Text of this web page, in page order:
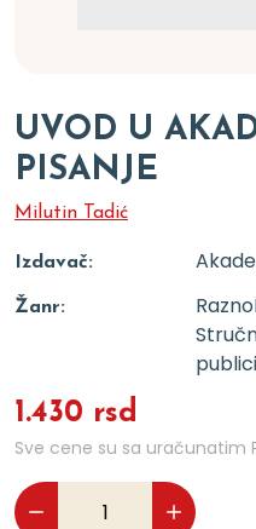
UVOD U
PISANJE
Milutin Tadić
Izdavač:
Žanr: Razno
1.430 rsd
Sve cene su sa uračunatim